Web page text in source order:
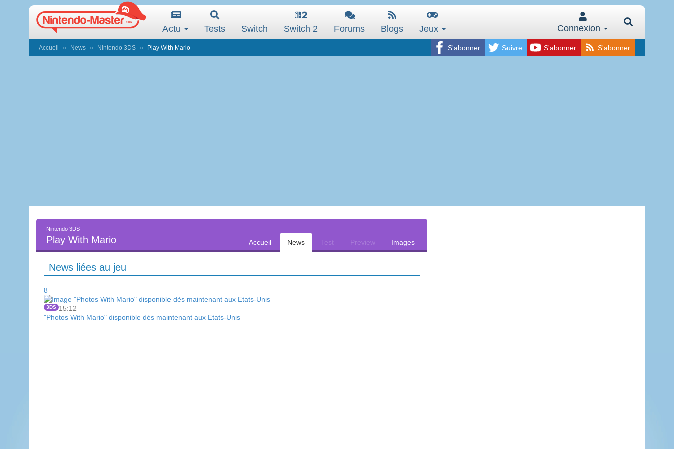
Actu Tests Switch Switch 2 Forums Blogs Jeux Connexion
S'abonner Suivre S'abonner S'abonner
Accueil News Nintendo 3DS Play With Mario
Nintendo 3DS
Play With Mario Accueil News Test Preview Images
News liées au jeu
8
3DS 15:12
"Photos With Mario" disponible dès maintenant aux Etats-Unis